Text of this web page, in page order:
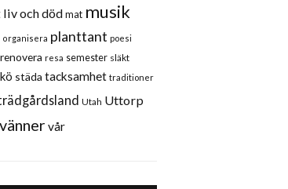
liv och död mat musik
organisera planttant poesi
renovera resa semester släkt
städa tacksamhet traditioner
Utah Uttorp
vänner vår